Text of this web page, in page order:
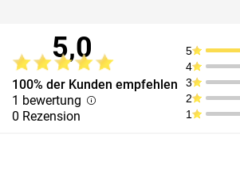
5,0
100% der Kunden empfehlen
1 bewertung
0 Rezension
5
4
3
2
1